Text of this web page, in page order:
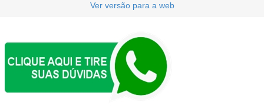
Ver versão para a web